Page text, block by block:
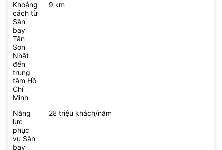
Khoảng
cách từ
Sân
bay
Tân
Sơn
Nhất
đến
trung
tâm Hồ
Chí
Minh
9 km
Năng
lực
phục
vụ Sân
bay
28 triệu khách/năm